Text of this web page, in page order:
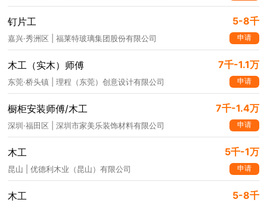
钉片工 5-8千
嘉兴·秀洲区 | 福莱特玻璃集团股份有限公司 申请
木工（实木）师傅 7千-1.1万
东莞·桥头镇 | 理程（东莞）创意设计有限公司 申请
橱柜安装师傅/木工 7千-1.4万
深圳·福田区 | 深圳市家美乐装饰材料有限公司 申请
木工 5千-1万
昆山 | 优德利木业（昆山）有限公司 申请
木工 5-8千